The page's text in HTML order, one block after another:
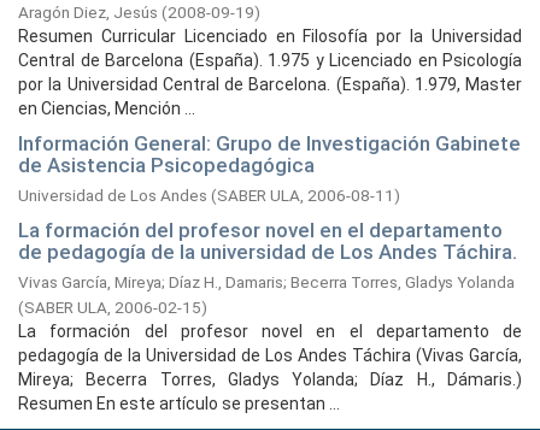
Aragón Diez, Jesús (2008-09-19)
Resumen Curricular Licenciado en Filosofía por la Universidad
Central de Barcelona (España). 1.975 y Licenciado en Psicología
por la Universidad Central de Barcelona. (España). 1.979, Master
en Ciencias, Mención ...
Información General: Grupo de Investigación Gabinete
de Asistencia Psicopedagógica
Universidad de Los Andes (SABER ULA, 2006-08-11)
La formación del profesor novel en el departamento
de pedagogía de la universidad de Los Andes Táchira.
Vivas García, Mireya; Díaz H., Damaris; Becerra Torres, Gladys Yolanda
(SABER ULA, 2006-02-15)
La formación del profesor novel en el departamento de
pedagogía de la Universidad de Los Andes Táchira (Vivas García,
Mireya; Becerra Torres, Gladys Yolanda; Díaz H., Dámaris.)
Resumen En este artículo se presentan ...